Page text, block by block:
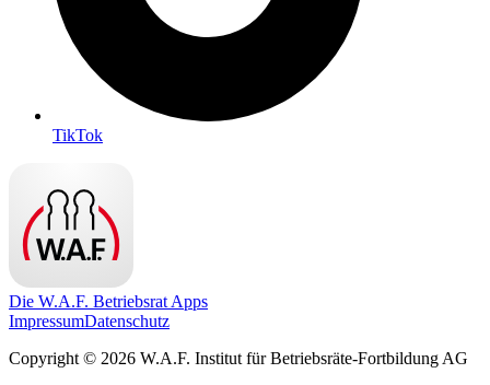
TikTok
Die W.A.F. Betriebsrat Apps
ImpressumDatenschutz
Copyright © 2026 W.A.F. Institut für Betriebsräte-Fortbildung AG